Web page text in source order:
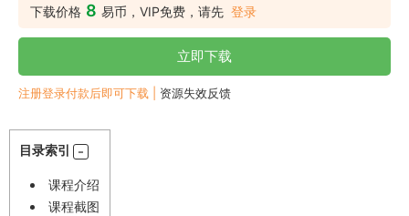
下载价格 8 易币，VIP免费，请先 登录
立即下载
注册登录付款后即可下载 | 资源失效反馈
目录索引
课程介绍
课程截图